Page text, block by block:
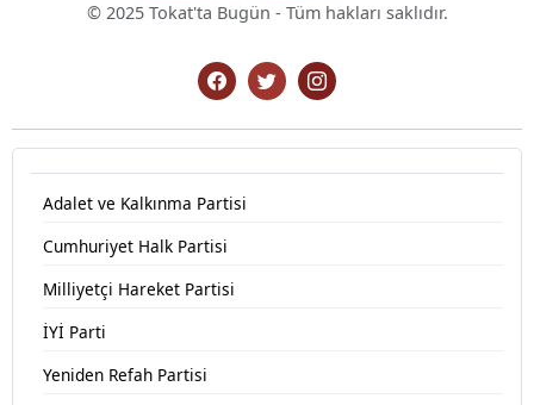
© 2025 Tokat'ta Bugün - Tüm hakları saklıdır.
Adalet ve Kalkınma Partisi
Cumhuriyet Halk Partisi
Milliyetçi Hareket Partisi
İYİ Parti
Yeniden Refah Partisi